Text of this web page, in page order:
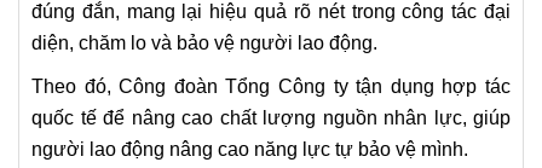
đúng đắn, mang lại hiệu quả rõ nét trong công tác đại
diện, chăm lo và bảo vệ người lao động.
Theo đó, Công đoàn Tổng Công ty tận dụng hợp tác
quốc tế để nâng cao chất lượng nguồn nhân lực, giúp
người lao động nâng cao năng lực tự bảo vệ mình.